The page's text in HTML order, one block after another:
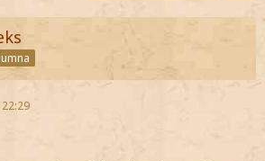
Mitglied werden!